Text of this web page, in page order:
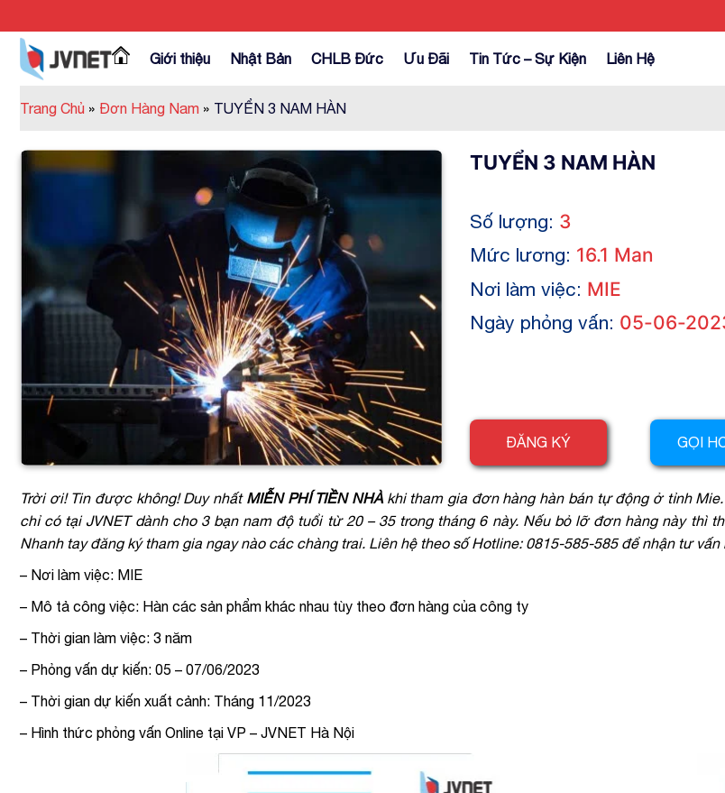
to
content
Giới thiệu Nhật Bản CHLB Đức Ưu Đãi Tin Tức – Sự Kiện Liên Hệ
Trang Chủ » Đơn Hàng Nam » TUYỂN 3 NAM HÀN
TUYỂN 3 NAM HÀN
Số lượng: 3
Mức lương: 16.1 Man
Nơi làm việc: MIE
Ngày phỏng vấn: 05-06-
ĐĂNG KÝ GỌI
Trời ơi! Tin được không! Duy nhất MIỄN PHÍ TIỀN NHÀ khi tham gia đơn hàng hàn bán tự động ở tỉnh
chỉ có tại JVNET dành cho 3 bạn nam độ tuổi từ 20 – 35 trong tháng 6 này. Nếu bỏ lỡ đơn hàng này thì
Nhanh tay đăng ký tham gia ngay nào các chàng trai. Liên hệ theo số Hotline: 0815-585-585 để nhận tư vấn
– Nơi làm việc: MIE
– Mô tả công việc: Hàn các sản phẩm khác nhau tùy theo đơn hàng của công ty
– Thời gian làm việc: 3 năm
– Phỏng vấn dự kiến: 05 – 07/06/2023
– Thời gian dự kiến xuất cảnh: Tháng 11/2023
– Hình thức phỏng vấn Online tại VP – JVNET Hà Nội